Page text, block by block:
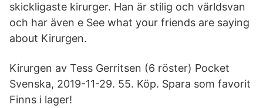
skickligaste kirurger. Han är stilig och världsvan
och har även e See what your friends are saying
about Kirurgen.
Kirurgen av Tess Gerritsen (6 röster) Pocket
Svenska, 2019-11-29. 55. Köp. Spara som favorit
Finns i lager!